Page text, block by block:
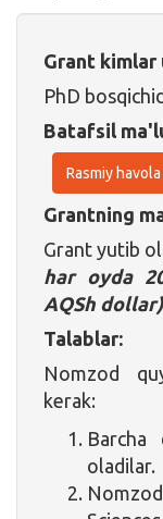
Grant kimlar
PhD
Batafsil
Rasmiy havola
Grantning
Grant yutib
har oyda
AQSh dollar)
Talablar:
Nomzod
kerak:
Barcha
oladilar.